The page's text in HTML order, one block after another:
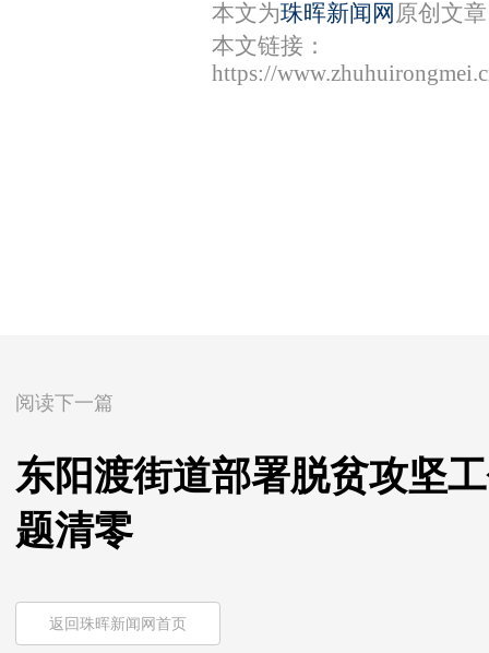
本文为珠晖新闻网 原创文
本文链接：
https://
阅读下一篇
东阳渡街道部署脱贫攻坚
题清零
返回珠晖新闻网首页